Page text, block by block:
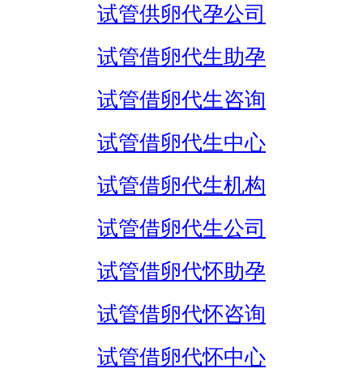
试管供卵代孕公司
试管借卵代生助孕
试管借卵代生咨询
试管借卵代生中心
试管借卵代生机构
试管借卵代生公司
试管借卵代怀助孕
试管借卵代怀咨询
试管借卵代怀中心